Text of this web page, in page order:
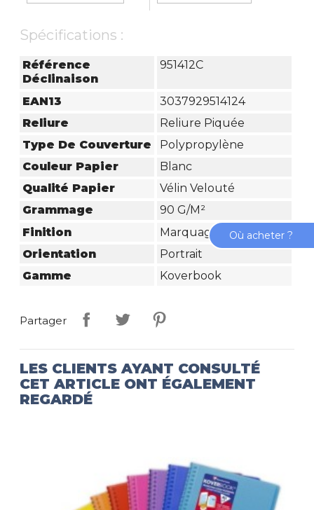
Spécifications :
Référence
Déclinaison
951412C
EAN13
3037929514124
Reliure
Reliure Piquée
Type De Couverture
Polypropylène
Couleur Papier
Blanc
Qualité Papier
Vélin Velouté
Grammage
90 G/m²
Finition
Marquage Argent
Orientation
Portrait
Gamme
Koverbook
Partager
LES CLIENTS AYANT CONSULTÉ
CET ARTICLE ONT ÉGALEMENT
REGARDÉ
Où acheter ?